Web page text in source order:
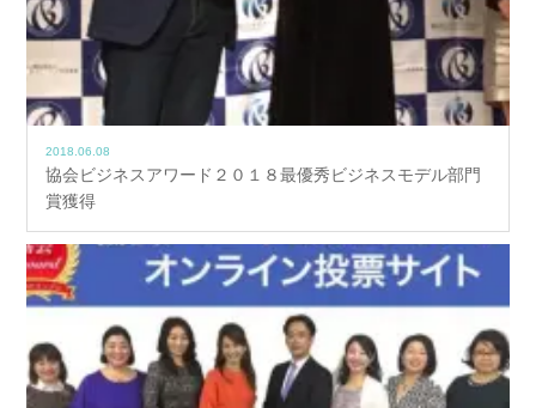
2018.06.08
協会ビジネスアワード２０１８最優秀ビジネスモデル部門
賞獲得